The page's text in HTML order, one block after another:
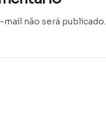
mail não será publicado.